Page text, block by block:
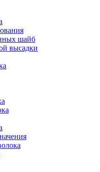
шайб
высадки